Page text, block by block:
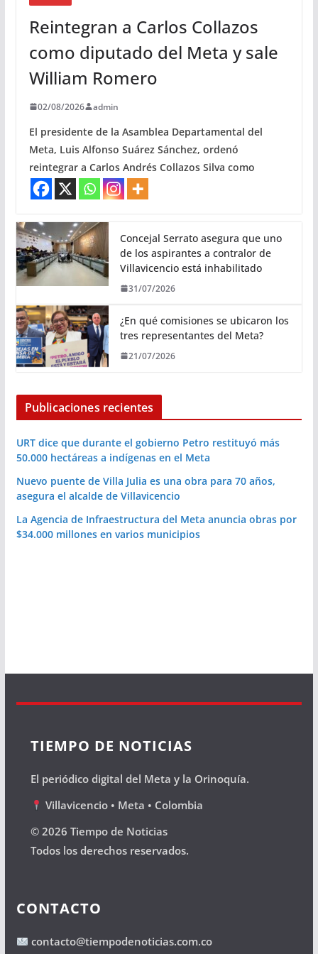
Reintegran a Carlos Collazos
como diputado del Meta y sale
William Romero
02/08/2026 admin
El presidente de la Asamblea Departamental del
Meta, Luis Alfonso Suárez Sánchez, ordenó
reintegrar a Carlos Andrés Collazos Silva como
Concejal Serrato asegura que uno
de los aspirantes a contralor de
Villavicencio está inhabilitado
31/07/2026
¿En qué comisiones se ubicaron los
tres representantes del Meta?
21/07/2026
Publicaciones recientes
URT dice que durante el gobierno Petro restituyó más
50.000 hectáreas a indígenas en el Meta
Nuevo puente de Villa Julia es una obra para 70 años,
asegura el alcalde de Villavicencio
La Agencia de Infraestructura del Meta anuncia obras por
$34.000 millones en varios municipios
TIEMPO DE NOTICIAS
El periódico digital del Meta y la Orinoquía.
Villavicencio • Meta • Colombia
© 2026 Tiempo de Noticias
Todos los derechos reservados.
CONTACTO
contacto@tiempodenoticias.com.co